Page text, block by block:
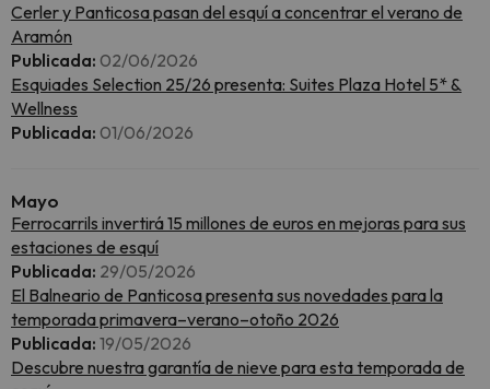
Cerler y Panticosa pasan del esquí a concentrar el verano de
Aramón
Publicada: 02/06/2026
Esquiades Selection 25/26 presenta: Suites Plaza Hotel 5* &
Wellness
Publicada: 01/06/2026
Mayo
Ferrocarrils invertirá 15 millones de euros en mejoras para sus
estaciones de esquí
Publicada: 29/05/2026
El Balneario de Panticosa presenta sus novedades para la
temporada primavera–verano–otoño 2026
Publicada: 19/05/2026
Descubre nuestra garantía de nieve para esta temporada de